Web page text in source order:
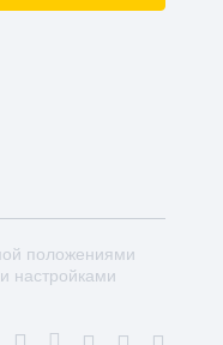
положениями
настройками